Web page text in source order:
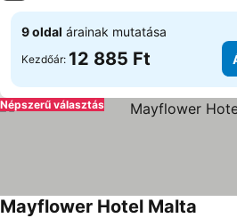
9 oldal árainak mutatása
Kezdőár: 12 885 Ft
Népszerű választás
Mayflower Hotel Malta